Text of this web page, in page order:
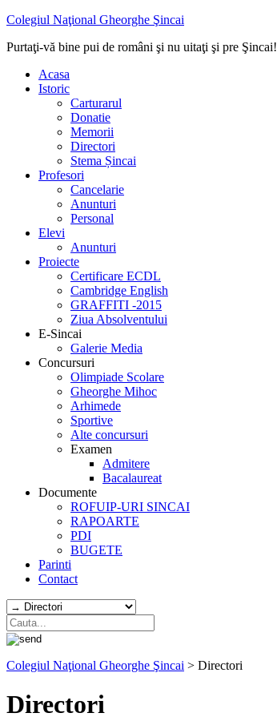
Colegiul Naţional Gheorghe Şincai
Purtaţi-vă bine pui de români şi nu uitaţi şi pre Şincai!
Acasa
Istoric
Carturarul
Donatie
Memorii
Directori
Stema Șincai
Profesori
Cancelarie
Anunturi
Personal
Elevi
Anunturi
Proiecte
Certificare ECDL
Cambridge English
GRAFFITI -2015
Ziua Absolventului
E-Sincai
Galerie Media
Concursuri
Olimpiade Scolare
Gheorghe Mihoc
Arhimede
Sportive
Alte concursuri
Examen
Admitere
Bacalaureat
Documente
ROFUIP-URI SINCAI
RAPOARTE
PDI
BUGETE
Parinti
Contact
Colegiul Naţional Gheorghe Şincai > Directori
Directori